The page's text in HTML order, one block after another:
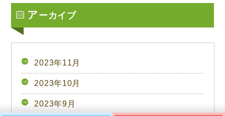
アーカイブ
2023年11月
2023年10月
2023年9月